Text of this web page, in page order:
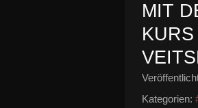
MIT
Kategorien: